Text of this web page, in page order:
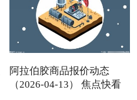
阿拉伯胶商品报价动态
（2026-04-13） 焦点快看